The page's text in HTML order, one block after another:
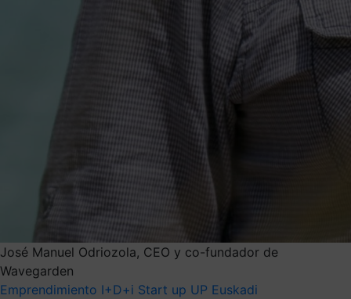
José Manuel Odriozola, CEO y co-fundador de
Wavegarden
Emprendimiento I+D+i Start up UP Euskadi